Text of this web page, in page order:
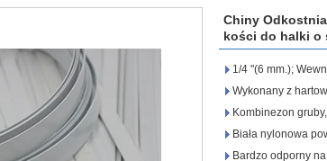
Chiny
kości do halki o
1/4 "(6 mm.);
Wykonany z
Kombinezon
Biała nylonowa
Bardzo odporny